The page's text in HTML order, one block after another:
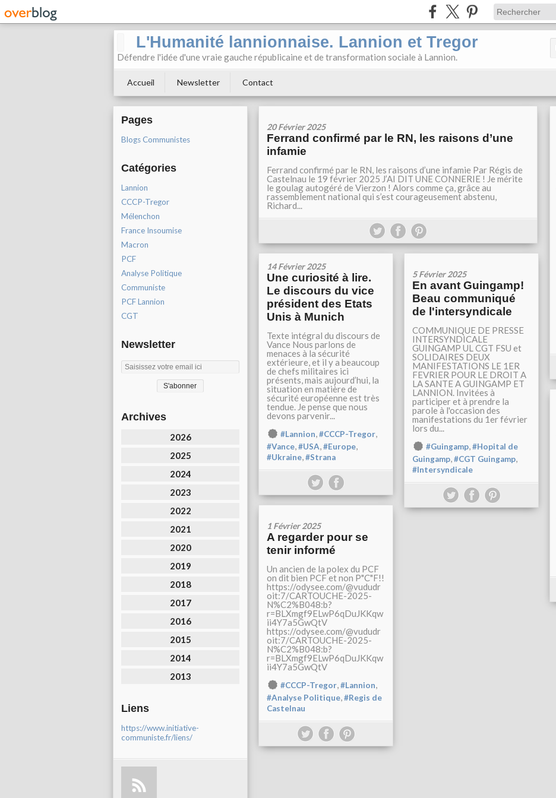
L'Humanité lannionnaise. Lannion et Tregor
Défendre l'idée d'une vraie gauche républicaine et de transformation sociale à Lannion.
Accueil Newsletter Contact
Pages
Blogs Communistes
Catégories
Lannion
CCCP-Tregor
Mélenchon
France Insoumise
Macron
PCF
Analyse Politique
Communiste
PCF Lannion
CGT
Newsletter
Archives
2026
2025
2024
2023
2022
2021
2020
2019
2018
2017
2016
2015
2014
2013
Liens
https://www.initiative-
communiste.fr/liens/
20 Février 2025
Ferrand confirmé par le RN, les raisons d’une
infamie
Ferrand confirmé par le RN, les raisons d’une infamie Par Régis de
Castelnau le 19 février 2025 J’AI DIT UNE CONNERIE ! Je mérite
le goulag autogéré de Vierzon ! Alors comme ça, grâce au
rassemblement national qui s’est courageusement abstenu,
Richard...
14 Février 2025
Une curiosité à lire.
Le discours du vice
président des Etats
Unis à Munich
Texte intégral du discours de
Vance Nous parlons de
menaces à la sécurité
extérieure, et il y a beaucoup
de chefs militaires ici
présents, mais aujourd’hui, la
situation en matière de
sécurité européenne est très
tendue. Je pense que nous
devons parvenir...
#Lannion,#CCCP-Tregor,
#Vance,#USA,#Europe,
#Ukraine,#Strana
5 Février 2025
En avant Guingamp!
Beau communiqué
de l'intersyndicale
COMMUNIQUE DE PRESSE
INTERSYNDICALE
GUINGAMP UL CGT FSU et
SOLIDAIRES DEUX
MANIFESTATIONS LE 1ER
FEVRIER POUR LE DROIT A
LA SANTE A GUINGAMP ET
LANNION. Invitées à
participer et à prendre la
parole à l'occasion des
manifestations du 1er février
lors du...
#Guingamp,#Hopital de
Guingamp,#CGT Guingamp,
#Intersyndicale
1 Février 2025
A regarder pour se
tenir informé
Un ancien de la polex du PCF
on dit bien PCF et non P"C"F!!
https://odysee.com/@vududr
oit:7/CARTOUCHE-2025-
N%C2%B048:b?
r=BLXmgf9ELwP6qDuJKKqw
ii4Y7a5GwQtV
https://odysee.com/@vududr
oit:7/CARTOUCHE-2025-
N%C2%B048:b?
r=BLXmgf9ELwP6qDuJKKqw
ii4Y7a5GwQtV
#CCCP-Tregor,#Lannion,
#Analyse Politique,#Regis de
Castelnau